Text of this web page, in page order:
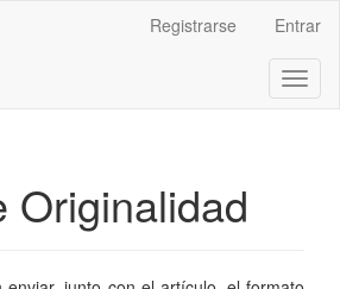
Registrarse Entrar
Originalidad